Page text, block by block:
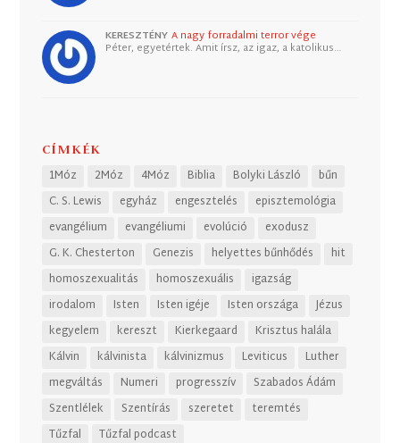
KERESZTÉNY A nagy forradalmi terror vége
Péter, egyetértek. Amit írsz, az igaz, a katolikus…
CÍMKÉK
1Móz 2Móz 4Móz Biblia Bolyki László
bűn
C. S. Lewis
egyház engesztelés
episztemológia
evangélium
evangéliumi evolúció
exodusz
G. K. Chesterton
Genezis helyettes bűnhődés
hit
homoszexualitás
homoszexuális
igazság
irodalom
Isten Isten igéje Isten országa
Jézus
kegyelem
kereszt Kierkegaard
Krisztus halála
Kálvin
kálvinista kálvinizmus Leviticus
Luther
megváltás
Numeri progresszív
Szabados Ádám
Szentlélek
Szentírás szeretet
teremtés
Tűzfal
Tűzfal podcast